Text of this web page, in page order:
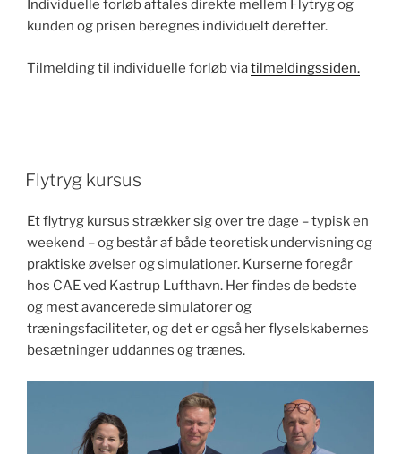
Individuelle forløb aftales direkte mellem Flytryg og
kunden og prisen beregnes individuelt derefter.
Tilmelding til individuelle forløb viatilmeldingssiden.
Flytryg kursus
Et flytryg kursus strækker sig over tre dage – typisk en
weekend – og består af både teoretisk undervisning og
praktiske øvelser og simulationer. Kurserne foregår
hos CAE ved Kastrup Lufthavn. Her findes de bedste
og mest avancerede simulatorer og
træningsfaciliteter, og det er også her flyselskabernes
besætninger uddannes og trænes.